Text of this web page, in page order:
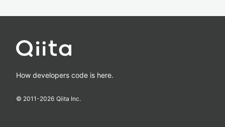
How developers code is here.
© 2011-2026 Qiita Inc.